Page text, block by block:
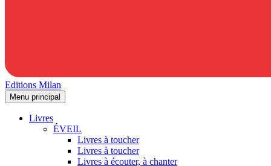
Editions Milan
Menu principal
Livres
ÉVEIL
Livres à toucher
Livres à toucher
Livres à écouter, à chanter